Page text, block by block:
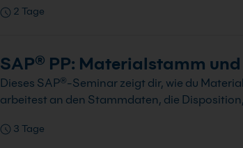
2 Tage
SAP® PP: Materialstamm
Dieses SAP®-Seminar zeigt dir, wie du
arbeitest an den Stammdaten, die
3 Tage